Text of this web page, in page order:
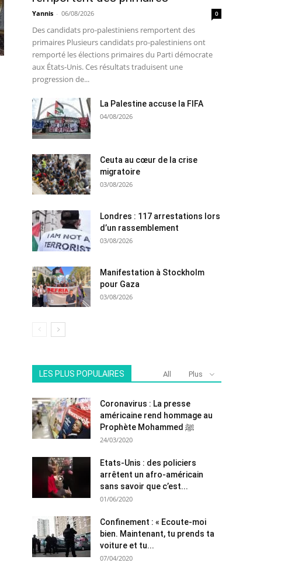
Yannis - 06/08/2026 0
Des candidats pro-palestiniens remportent des
primaires Plusieurs candidats pro-palestiniens ont
remporté les élections primaires du Parti démocrate
aux États-Unis. Ces résultats traduisent une
progression de...
La Palestine accuse la FIFA
04/08/2026
Ceuta au cœur de la crise
migratoire
03/08/2026
Londres : 117 arrestations lors
d’un rassemblement
03/08/2026
Manifestation à Stockholm
pour Gaza
03/08/2026
LES PLUS POPULAIRES All Plus
Coronavirus : La presse
américaine rend hommage au
Prophète Mohammed ﷺ
24/03/2020
Etats-Unis : des policiers
arrêtent un afro-américain
sans savoir que c’est...
01/06/2020
Confinement : « Ecoute-moi
bien. Maintenant, tu prends ta
voiture et tu...
07/04/2020